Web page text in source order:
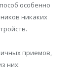
особенно
никаких
приемов,
них: